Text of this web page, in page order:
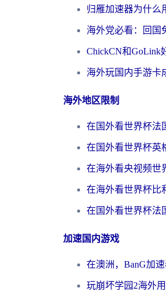
海外地区限制
加速国内游戏